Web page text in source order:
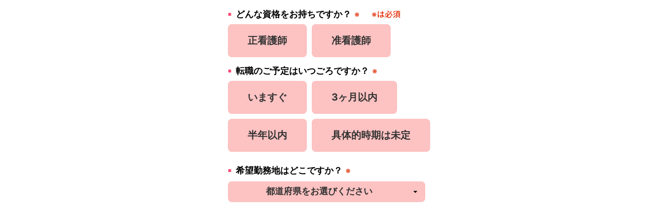
どんな資格をお持ちですか？ ※ ※は必須
正看護師 准看護師
転職のご予定はいつごろですか？ ※
いますぐ 3ヶ月以内
半年以内 具体的時期は未定
希望勤務地はどこですか？ ※